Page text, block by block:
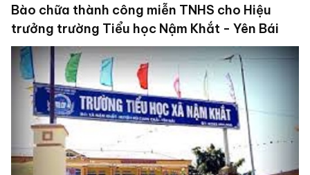
Bào chữa thành công miễn TNHS cho Hiệu
trưởng trường Tiểu học Nậm Khắt - Yên Bái